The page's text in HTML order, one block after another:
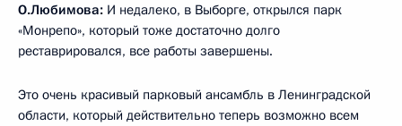
О.Любимова: И недалеко, в Выборге, открылся парк
«Монрепо», который тоже достаточно долго
реставрировался, все работы завершены.
Это очень красивый парковый ансамбль в Ленинградской
области, который действительно теперь возможно всем